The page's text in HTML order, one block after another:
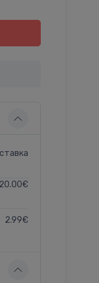
20.00€
2.99€